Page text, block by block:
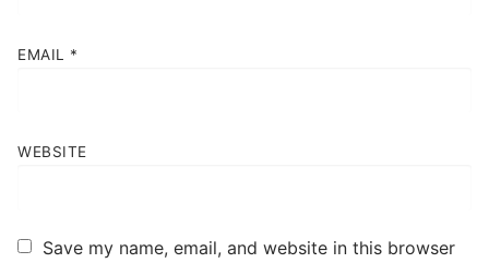
EMAIL *
WEBSITE
Save my name, email, and website in this browser